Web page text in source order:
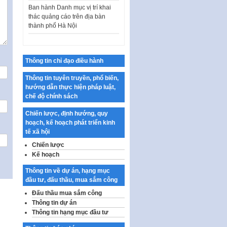
thác quảng cáo trên địa bàn
thành phố Hà Nội
Kế hoạch Tổ chức Cuộc thi
Công bố công khai dự toán kinh
phí xây dựng pháp luật, hoàn
thiện thể chế, chính…
Quy định về nghiên cứu, ứng
dụng khoa học, công nghệ, đổi
mới sáng tạo và chuyển…
Quy định chi tiết và hướng dẫn
thi hành một số điều của Luật Lý
lịch tư…
Sửa đổi, bổ sung một số nội
dung tại Nghị quyết số 30/NQ-
CP ngày 24 tháng 02…
Ban hành Chương trình hành
động của Chính phủ thực hiện
Nghị quyết số 02-NQ/TW ngày
Thông tin chỉ đạo điều hành
Thông tin tuyên truyền, phổ biến,
hướng dẫn thực hiện pháp luật,
chế độ chính sách
Chiến lược, định hướng, quy
hoạch, kế hoạch phát triển kinh
tế xã hội
Chiến lược
Kế hoạch
Thông tin về dự án, hạng mục
đầu tư, đấu thầu, mua sắm công
Đấu thầu mua sắm công
Thông tin dự án
Thông tin hạng mục đầu tư